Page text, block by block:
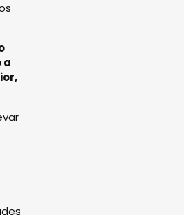
a